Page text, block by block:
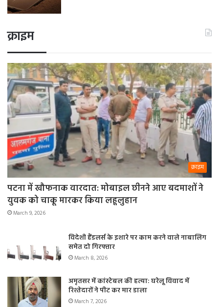
क्राइम
क्राइम
पटना में खौफनाक वारदात: मोबाइल छीनने आए बदमाशों ने
युवक को चाकू मारकर किया लहूलुहान
March 9, 2026
विदेशी हैंडलर्स के इशारे पर काम करने वाले नाबालिग
समेत दो गिरफ्तार
March 8, 2026
अमृतसर में कांस्टेबल की हत्या: घरेलू विवाद में
रिश्तेदारों ने पीट कर मार डाला
March 7, 2026